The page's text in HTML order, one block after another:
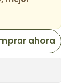
ahora